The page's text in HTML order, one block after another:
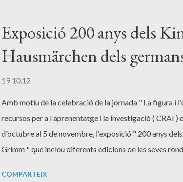
presenten dificultats de catalogació d’acord amb el
d’Aarne/Thompson/Uther [ATU]. Aquest és el
Exposició 200 anys dels
Hausmärchen dels
19.10.12
Amb motiu de la celebració de la jornada " La figura i
recursos per a l'aprenentatge i la investigació ( CRAI )
d'octubre al 5 de novembre, l'exposició " 200 anys
Grimm " que inclou diferents edicions de les seves
COMPARTEIX